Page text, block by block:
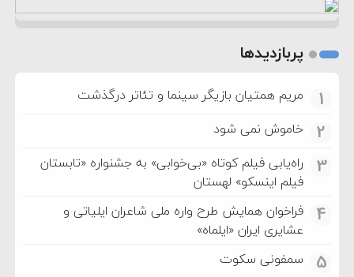
پربازدیدها
1 مریم همتیان بازیگر سینما و تئاتر درگذشت
2 خاموش نمی شود
3
راه‌یابی فیلم کوتاه «بی‌خوابی» به جشنواره «تابستان
فیلم اینسکو» لهستان
4
فراخوان همایش طرح واره ملی شاعران ایلیاتی و
عشایری ایران «ایلماه»
5 سمفونی سکوت